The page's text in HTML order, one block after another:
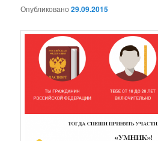
Опубликовано29.09.2015